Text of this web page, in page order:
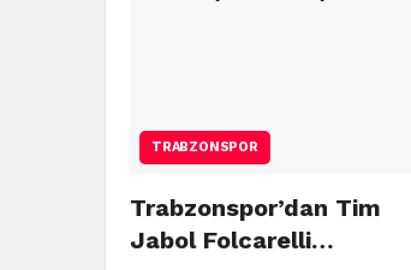
TRABZONSPOR
Trabzonspor’dan Tim
Jabol Folcarelli…